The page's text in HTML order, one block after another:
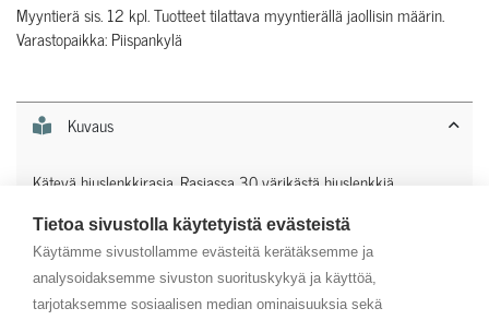
Tietoa sivustolla käytetyistä evästeistä
Käytämme sivustollamme evästeitä kerätäksemme ja
analysoidaksemme sivuston suorituskykyä ja käyttöä,
tarjotaksemme sosiaalisen median ominaisuuksia sekä
Myyntierä sis. 12 kpl. Tuotteet tilattava myyntierällä jaollisin määrin.
Varastopaikka: Piispankylä
Kuvaus
Kätevä hiuslenkkirasia. Rasiassa 30 värikästä hiuslenkkiä.
Lisätiedot